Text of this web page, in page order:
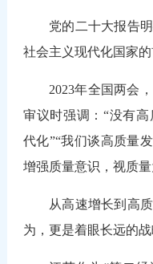
党的二十大报告
社会主义现代化国家的
2023年全国两会
审议时强调：“没有
代化”“我们谈高质量
增强质量意识，视质量
从高速增长到高
为，更是着眼长远的战